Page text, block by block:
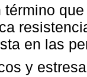
término
en las
y